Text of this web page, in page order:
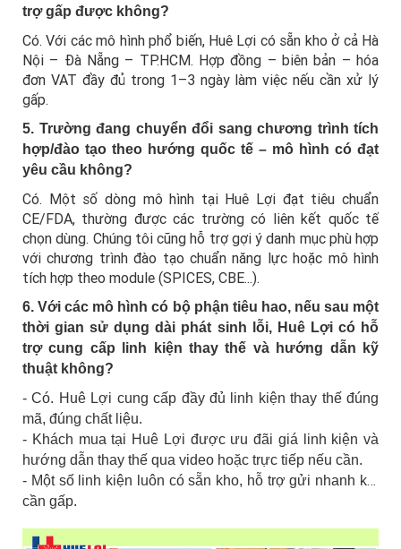
trợ gấp được không?
Có. Với các mô hình phổ biến, Huê Lợi có sẵn kho ở cả Hà
Nội – Đà Nẵng – TP.HCM. Hợp đồng – biên bản – hóa
đơn VAT đầy đủ trong 1–3 ngày làm việc nếu cần xử lý
gấp.
5. Trường đang chuyển đổi sang chương trình tích
hợp/đào tạo theo hướng quốc tế – mô hình có đạt
yêu cầu không?
Có. Một số dòng mô hình tại Huê Lợi đạt tiêu chuẩn
CE/FDA, thường được các trường có liên kết quốc tế
chọn dùng. Chúng tôi cũng hỗ trợ gợi ý danh mục phù hợp
với chương trình đào tạo chuẩn năng lực hoặc mô hình
tích hợp theo module (SPICES, CBE...).
6. Với các mô hình có bộ phận tiêu hao, nếu sau một
thời gian sử dụng dài phát sinh lỗi, Huê Lợi có hỗ
trợ cung cấp linh kiện thay thế và hướng dẫn kỹ
thuật không?
- Có. Huê Lợi cung cấp đầy đủ linh kiện thay thế đúng
mã, đúng chất liệu.
- Khách mua tại Huê Lợi được ưu đãi giá linh kiện và
hướng dẫn thay thế qua video hoặc trực tiếp nếu cần.
- Một số linh kiện luôn có sẵn kho, hỗ trợ gửi nhanh khi
cần gấp.